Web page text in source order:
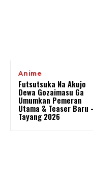
Anime
Futsutsuka Na Akujo
Dewa Gozaimasu Ga
Umumkan Pemeran
Utama & Teaser
Tayang 2026